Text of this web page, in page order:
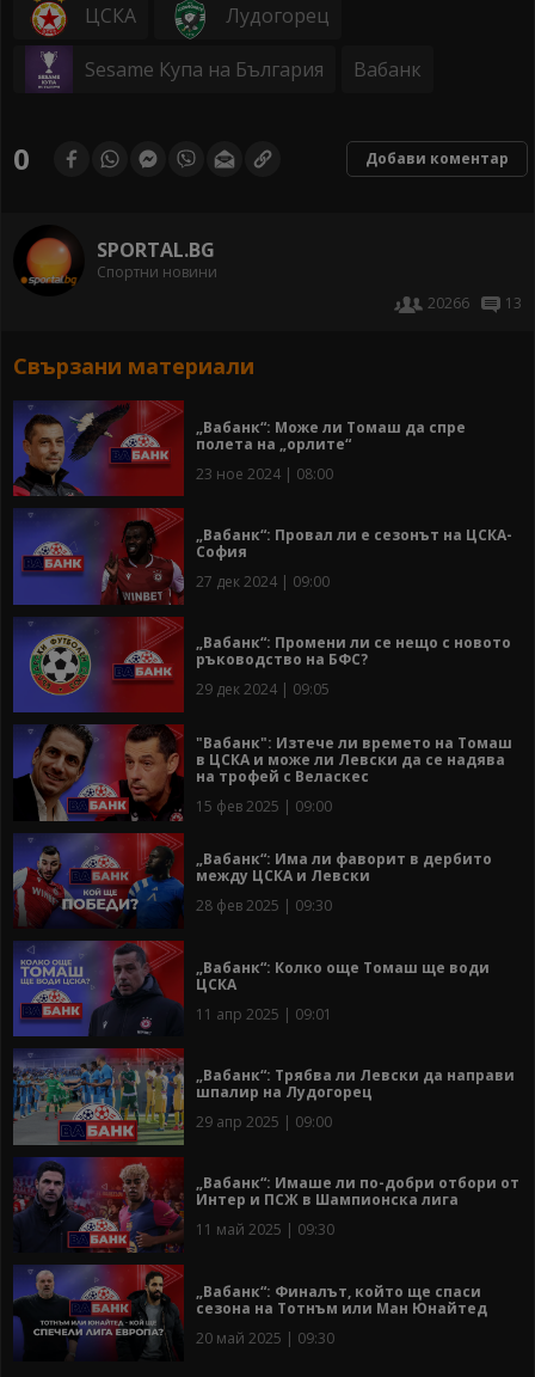
ЦСКА Лудогорец
Sesame Купа на България Вабанк
0 Добави коментар
SPORTAL.BG
Спортни новини
20266
13
Свързани материали
„Вабанк“: Може ли Томаш да спре
полета на „орлите“
23 ное 2024 | 08:00
„Вабанк“: Провал ли е сезонът на ЦСКА-
София
27 дек 2024 | 09:00
„Вабанк“: Промени ли се нещо с новото
ръководство на БФС?
29 дек 2024 | 09:05
"Вабанк": Изтече ли времето на Томаш
в ЦСКА и може ли Левски да се надява
на трофей с Веласкес
15 фев 2025 | 09:00
„Вабанк“: Има ли фаворит в дербито
между ЦСКА и Левски
28 фев 2025 | 09:30
„Вабанк“: Колко още Томаш ще води
ЦСКА
11 апр 2025 | 09:01
„Вабанк“: Трябва ли Левски да направи
шпалир на Лудогорец
29 апр 2025 | 09:00
„Вабанк“: Имаше ли по-добри отбори от
Интер и ПСЖ в Шампионска лига
11 май 2025 | 09:30
„Вабанк“: Финалът, който ще спаси
сезона на Тотнъм или Ман Юнайтед
20 май 2025 | 09:30